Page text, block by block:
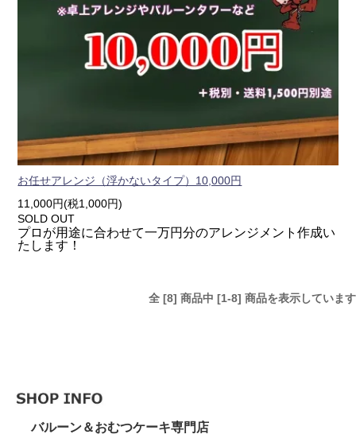
お任せアレンジ（浮かないタイプ）10,000円
11,000円(税1,000円)
SOLD OUT
プロが用途に合わせて一万円分のアレンジメント作成い
たします！
全 [8] 商品中 [1-8] 商品を表示しています
バルーン＆おむつケーキ専門店